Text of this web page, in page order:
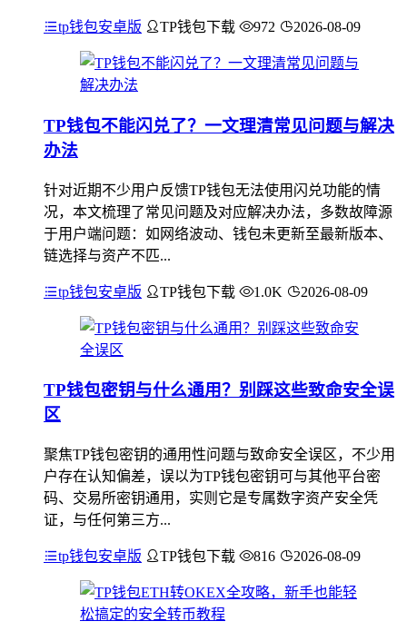
tp钱包安卓版 TP钱包下载 972 2026-08-09
TP钱包不能闪兑了？一文理清常见问题与解决
办法
针对近期不少用户反馈TP钱包无法使用闪兑功能的情
况，本文梳理了常见问题及对应解决办法，多数故障源
于用户端问题：如网络波动、钱包未更新至最新版本、
链选择与资产不匹...
tp钱包安卓版 TP钱包下载 1.0K 2026-08-09
TP钱包密钥与什么通用？别踩这些致命安全误
区
聚焦TP钱包密钥的通用性问题与致命安全误区，不少用
户存在认知偏差，误以为TP钱包密钥可与其他平台密
码、交易所密钥通用，实则它是专属数字资产安全凭
证，与任何第三方...
tp钱包安卓版 TP钱包下载 816 2026-08-09